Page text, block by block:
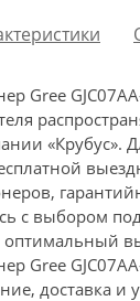
Gree
«Крубус».
с выбором
оптимальный
Gree
доставка и